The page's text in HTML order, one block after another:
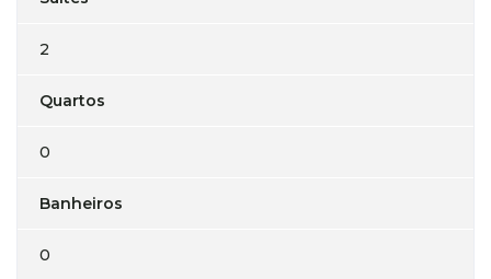
2
Quartos
0
Banheiros
0